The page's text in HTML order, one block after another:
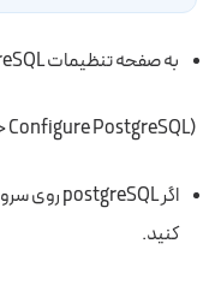
به صفحه تنظیمات postgreSQL در رابط کاربری WHM بروید:
(WHM > HOME > SQL Service > Configure PostgreSQL)
کنید.